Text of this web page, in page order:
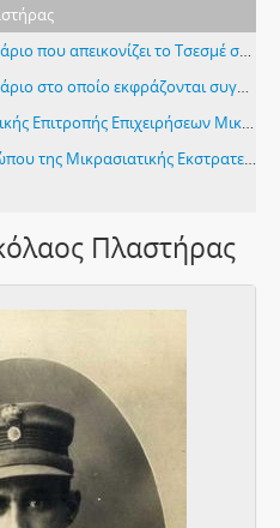
1922 στο οποίο σημειώνεται ότι ο Ν. Πλαστήρας πέρασε από εκεί στη Χίο για να σώσει την πατρίδα
συγχαρητήρια και ευχές προς το πρόσωπο του Ν. Πλαστήρα
Επιτροπής Επιχειρήσεων Μικράς Ασίας
της Μικρασιατικής Εκστρατείας.
Πλαστήρας